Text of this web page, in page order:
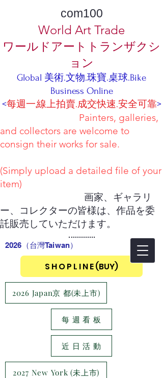
2026（台灣Taiwan）
S H O P L I N E (BUY)
2026 Japan京 都(未上市)
每 週 看 板
近 日 活 動
2027 New York (未上市)
com100
World Art Trade
ワールドアートトランザクシ
ョン
Global 美術.文物.珠寶.桌球.Bike
Business Online
<每週一,線上拍賣.成交快速.安全可靠>
Painters, galleries,
and collectors are welcome to
consign their works for sale.
(Simply upload a detailed file of your
item)
画家、ギャラリ
ー、コレクターの皆様は、作品を委
託販売していただけます。